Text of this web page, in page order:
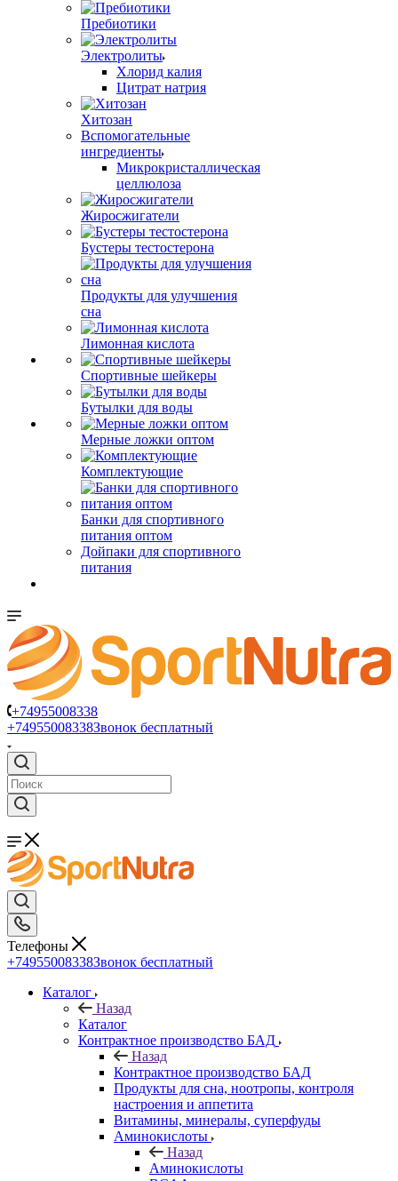
Пребиотики
Электролиты
Хлорид калия
Цитрат натрия
Хитозан
Вспомогательные
ингредиенты
Микрокристаллическая
целлюлоза
Жиросжигатели
Бустеры тестостерона
Продукты для улучшения
сна
Лимонная кислота
Спортивные шейкеры
Бутылки для воды
Мерные ложки оптом
Комплектующие
Банки для спортивного
питания оптом
Дойпаки для спортивного
питания
+74955008338
+74955008338Звонок бесплатный
Телефоны
+74955008338Звонок бесплатный
Каталог
Назад
Каталог
Контрактное производство БАД
Назад
Контрактное производство БАД
Продукты для сна, ноотропы, контроля
настроения и аппетита
Витамины, минералы, суперфуды
Аминокислоты
Назад
Аминокислоты